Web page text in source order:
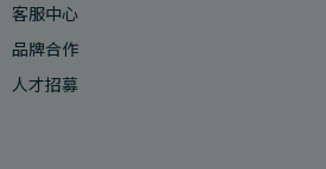
客服中心
品牌合作
人才招募